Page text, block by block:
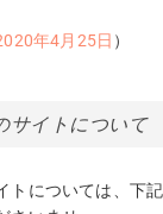
年4月25日 ）
サイトについて
トについては、下